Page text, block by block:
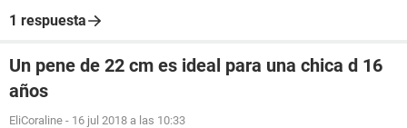
1 respuesta
Un pene de 22 cm es ideal para una chica d 16
años
EliCoraline - 16 jul 2018 a las 10:33